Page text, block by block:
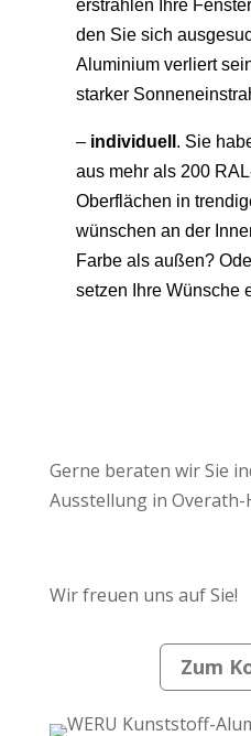
erstrahlen Ihre
den Sie sich
Aluminium verliert
starker
– individuell . Sie
aus mehr als 200
Oberflächen in
wünschen an der
Farbe als außen?
setzen Ihre Wünsche
Gerne beraten wir Sie
Ausstellung in Overath-
Wir freuen uns auf Sie!
Zum